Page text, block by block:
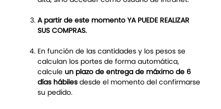
A partir de este momento YA PUEDE REALIZAR
SUS COMPRAS.
En función de las cantidades y los pesos se
calculan los portes de forma automática,
calcule un plazo de entrega de máximo de 6
días hábilesdesde el momento del confirmarse
su pedido.